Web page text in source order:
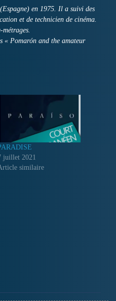
en 1975. Il a suivi des
et de technicien de cinéma.
« Pomarón and the amateur
juillet 2021
similaire